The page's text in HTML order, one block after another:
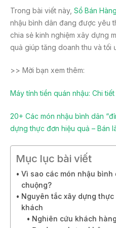
Trong bài viết này, Sổ Bán Hàng
nhậu bình dân đang được yêu
chia sẻ kinh nghiệm xây dựng
quả giúp tăng doanh thu và tối
>> Mời bạn xem thêm:
Máy tính tiền quán nhậu: Chi
20+ Các món nhậu bình dân
dựng thực đơn hiệu quả – Bán
Mục lục bài viết
Vì sao các món nhậu bình
chuộng?
Nguyên tắc xây dựng
khách
Nghiên cứu khách